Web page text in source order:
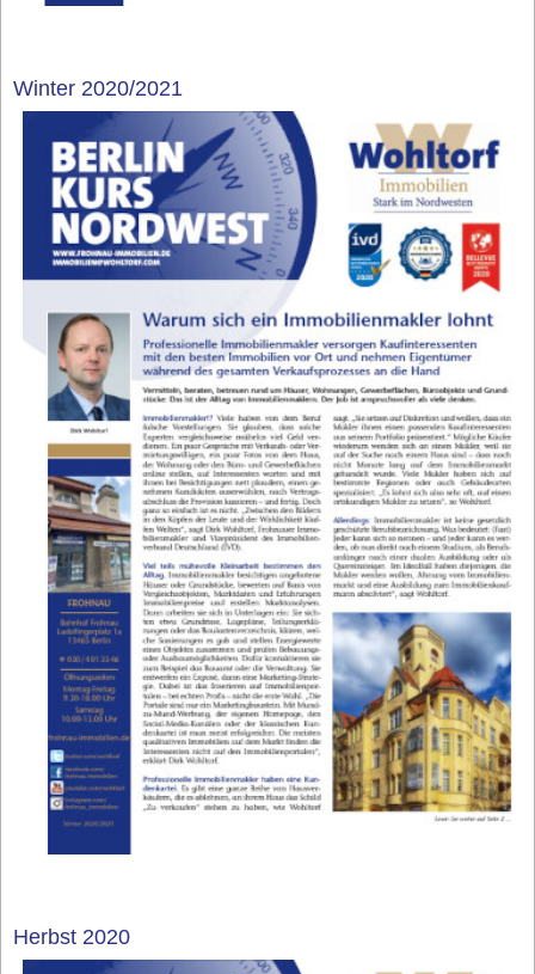
Winter 2020/2021
Herbst 2020